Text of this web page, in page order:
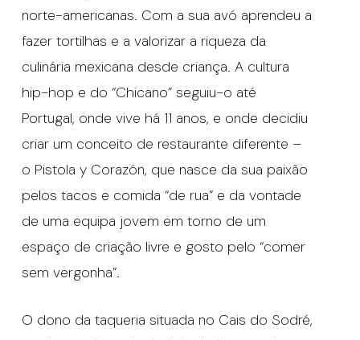
norte-americanas. Com a sua avó aprendeu a
fazer tortilhas e a valorizar a riqueza da
culinária mexicana desde criança. A cultura
hip-hop e do “Chicano” seguiu-o até
Portugal, onde vive há 11 anos, e onde decidiu
criar um conceito de restaurante diferente –
o Pistola y Corazón, que nasce da sua paixão
pelos tacos e comida “de rua” e da vontade
de uma equipa jovem em torno de um
espaço de criação livre e gosto pelo “comer
sem vergonha”.
O dono da taqueria situada no Cais do Sodré,